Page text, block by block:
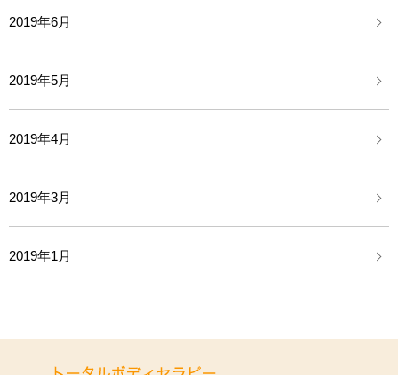
2019年6月
2019年5月
2019年4月
2019年3月
2019年1月